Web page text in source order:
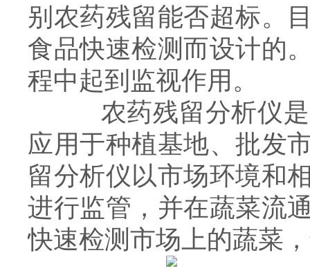
别农药残留能否超标。
食品快速检测而设计的
程中起到监视作用。
农药残留分析仪是
应用于种植基地、批发
留分析仪以市场环境和
进行监管，并在蔬菜流
快速检测市场上的蔬菜